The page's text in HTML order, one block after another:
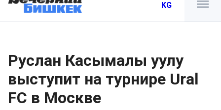
KG
Руслан Касымалы уулу
выступит на турнире Ural
FC в Москве